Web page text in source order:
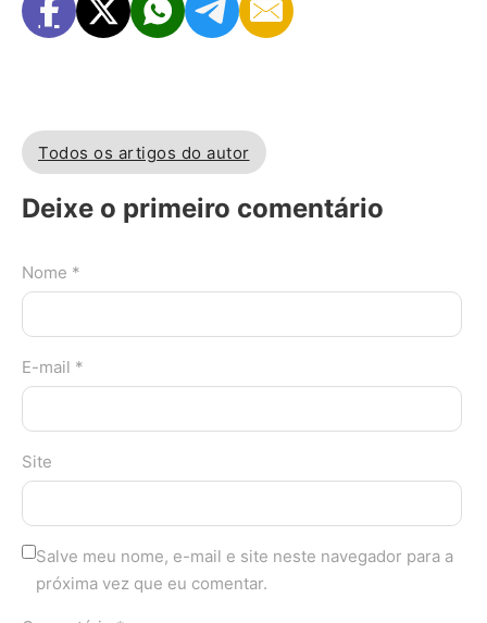
Todos os artigos do autor
Deixe o primeiro comentário
Nome *
E-mail *
Site
Salve meu nome, e-mail e site neste navegador para a
próxima vez que eu comentar.